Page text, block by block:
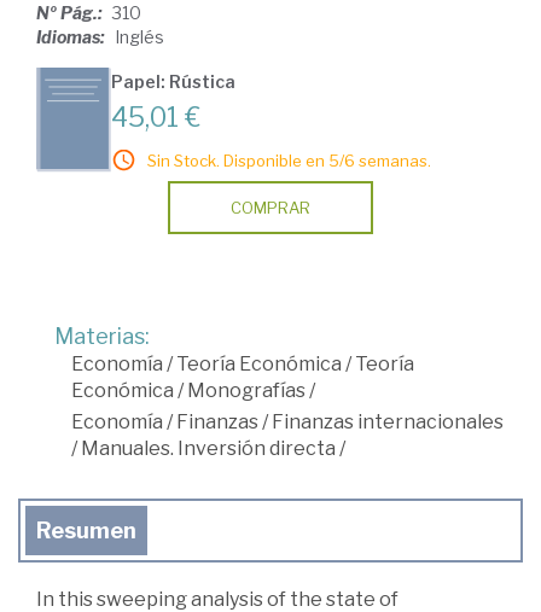
Nº Pág.: 310
Idiomas: Inglés
Papel: Rústica
45,01 €
Sin Stock. Disponible en 5/6 semanas.
COMPRAR
Materias:
Economía /Teoría Económica /Teoría
Económica /Monografías/
Economía /Finanzas/Finanzas internacionales
/Manuales. Inversión directa /
Resumen
In this sweeping analysis of the state of